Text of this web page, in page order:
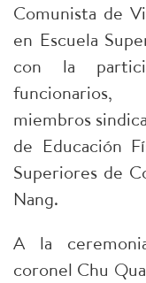
Comunista de
en Escuela
con la
miembros
de Educación
Superiores de
Nang.
A la
coronel Chu